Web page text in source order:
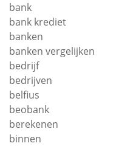
bank
bank krediet
banken
banken vergelijken
bedrijf
bedrijven
belfius
beobank
berekenen
binnen